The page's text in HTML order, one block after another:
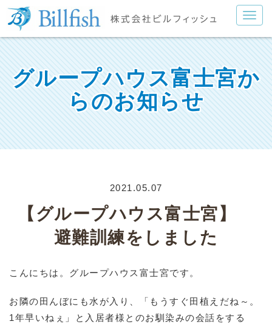
グループハウス富士宮か
らのお知らせ
2021.05.07
【グループハウス富士宮】
避難訓練をしました
こんにちは。グループハウス富士宮です。
お隣の田んぼにも水が入り、「もうすぐ田植えだね～。
1年早いねぇ」と入居者様とのお馴染みの会話をする